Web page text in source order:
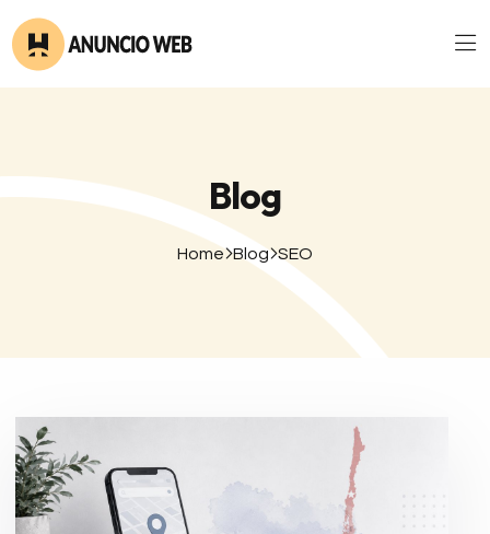
Blog
Home Blog SEO